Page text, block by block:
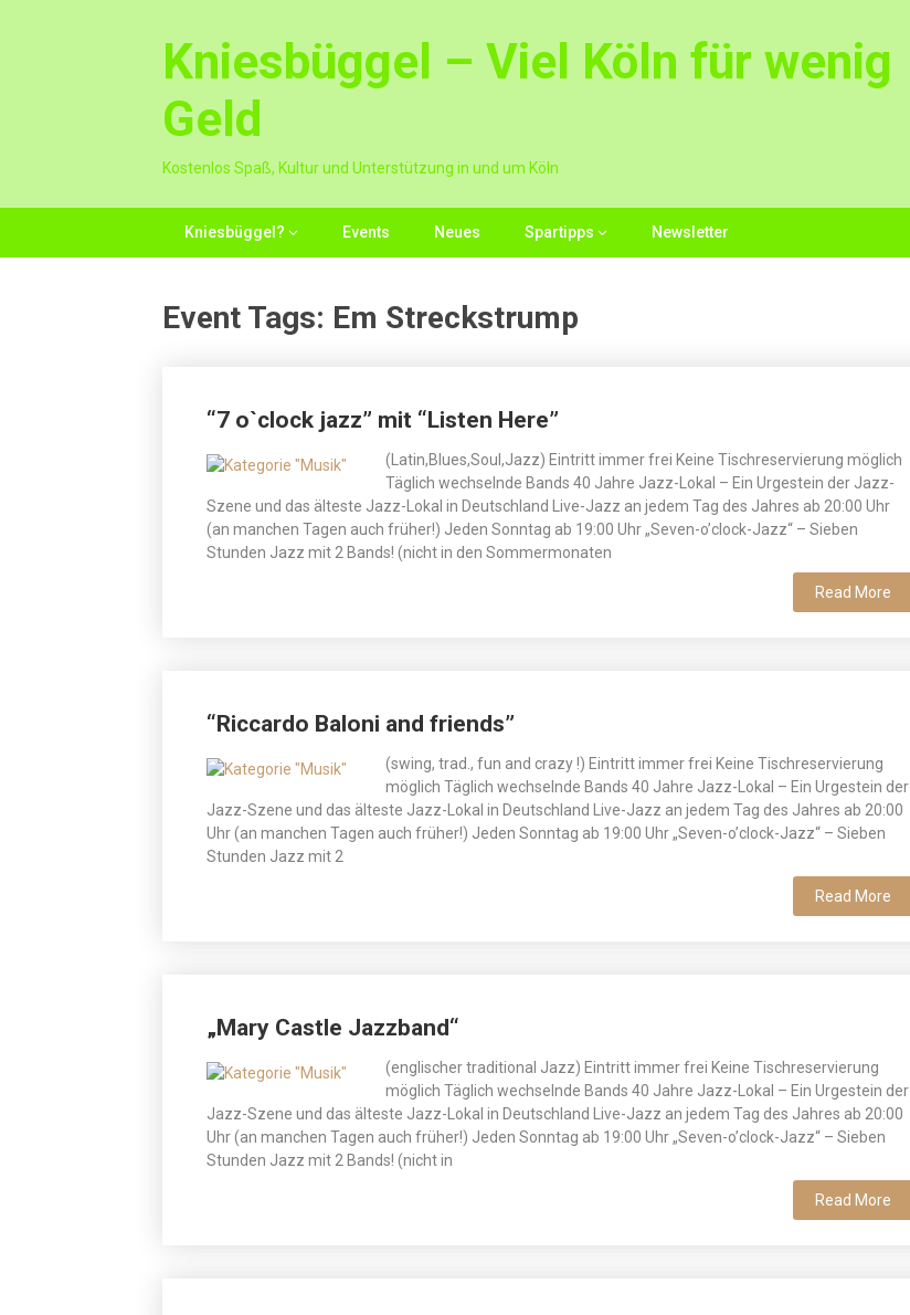
Kniesbüggel – Viel Köln für wenig
Geld
Kostenlos Spaß, Kultur und Unterstützung in und um Köln
Kniesbüggel? Events Neues Spartipps Newsletter
Event Tags: Em Streckstrump
“7 o`clock jazz” mit “Listen Here”
(Latin,Blues,Soul,Jazz) Eintritt immer frei Keine Tischreservierung möglich
Täglich wechselnde Bands 40 Jahre Jazz-Lokal – Ein Urgestein der Jazz-
Szene und das älteste Jazz-Lokal in Deutschland Live-Jazz an jedem Tag des Jahres ab 20:00 Uhr
(an manchen Tagen auch früher!) Jeden Sonntag ab 19:00 Uhr „Seven-o’clock-Jazz“ – Sieben
Stunden Jazz mit 2 Bands! (nicht in den Sommermonaten
Read More
“Riccardo Baloni and friends”
(swing, trad., fun and crazy !) Eintritt immer frei Keine Tischreservierung
möglich Täglich wechselnde Bands 40 Jahre Jazz-Lokal – Ein Urgestein der
Jazz-Szene und das älteste Jazz-Lokal in Deutschland Live-Jazz an jedem Tag des Jahres ab 20:00
Uhr (an manchen Tagen auch früher!) Jeden Sonntag ab 19:00 Uhr „Seven-o’clock-Jazz“ – Sieben
Stunden Jazz mit 2
Read More
„Mary Castle Jazzband“
(englischer traditional Jazz) Eintritt immer frei Keine Tischreservierung
möglich Täglich wechselnde Bands 40 Jahre Jazz-Lokal – Ein Urgestein der
Jazz-Szene und das älteste Jazz-Lokal in Deutschland Live-Jazz an jedem Tag des Jahres ab 20:00
Uhr (an manchen Tagen auch früher!) Jeden Sonntag ab 19:00 Uhr „Seven-o’clock-Jazz“ – Sieben
Stunden Jazz mit 2 Bands! (nicht in
Read More
navigation